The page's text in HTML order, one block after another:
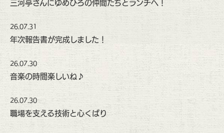
三河亭さんにゆめひろの仲間たちとランチへ！
26.07.31
年次報告書が完成しました！
26.07.30
音楽の時間楽しいね♪
26.07.30
職場を支える技術と心くばり